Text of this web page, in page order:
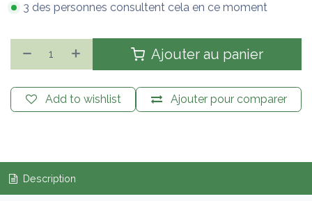
3 des personnes consultent cela en ce moment
Ajouter au panier
Ajouter pour comparer
Add to wishlist
Description